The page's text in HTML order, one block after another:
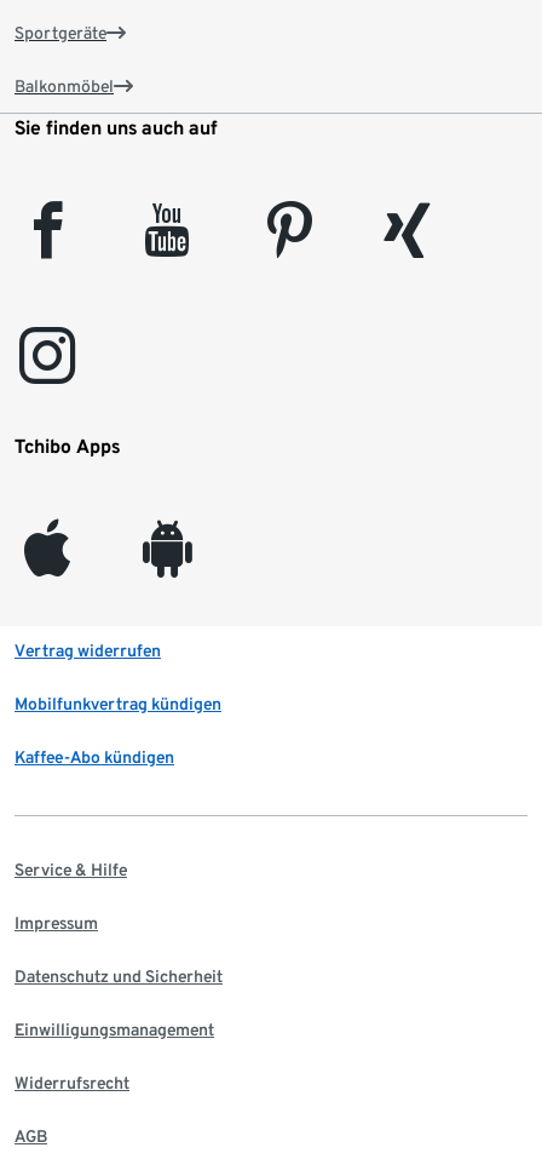
Sportgeräte
Balkonmöbel
Sie finden uns auch auf
facebook youtube pinterest
xing
instagram
Tchibo Apps
appleinc android
Vertrag widerrufen
Mobilfunkvertrag kündigen
Kaffee-Abo kündigen
Service & Hilfe
Impressum
Datenschutz und Sicherheit
Einwilligungsmanagement
Widerrufsrecht
AGB